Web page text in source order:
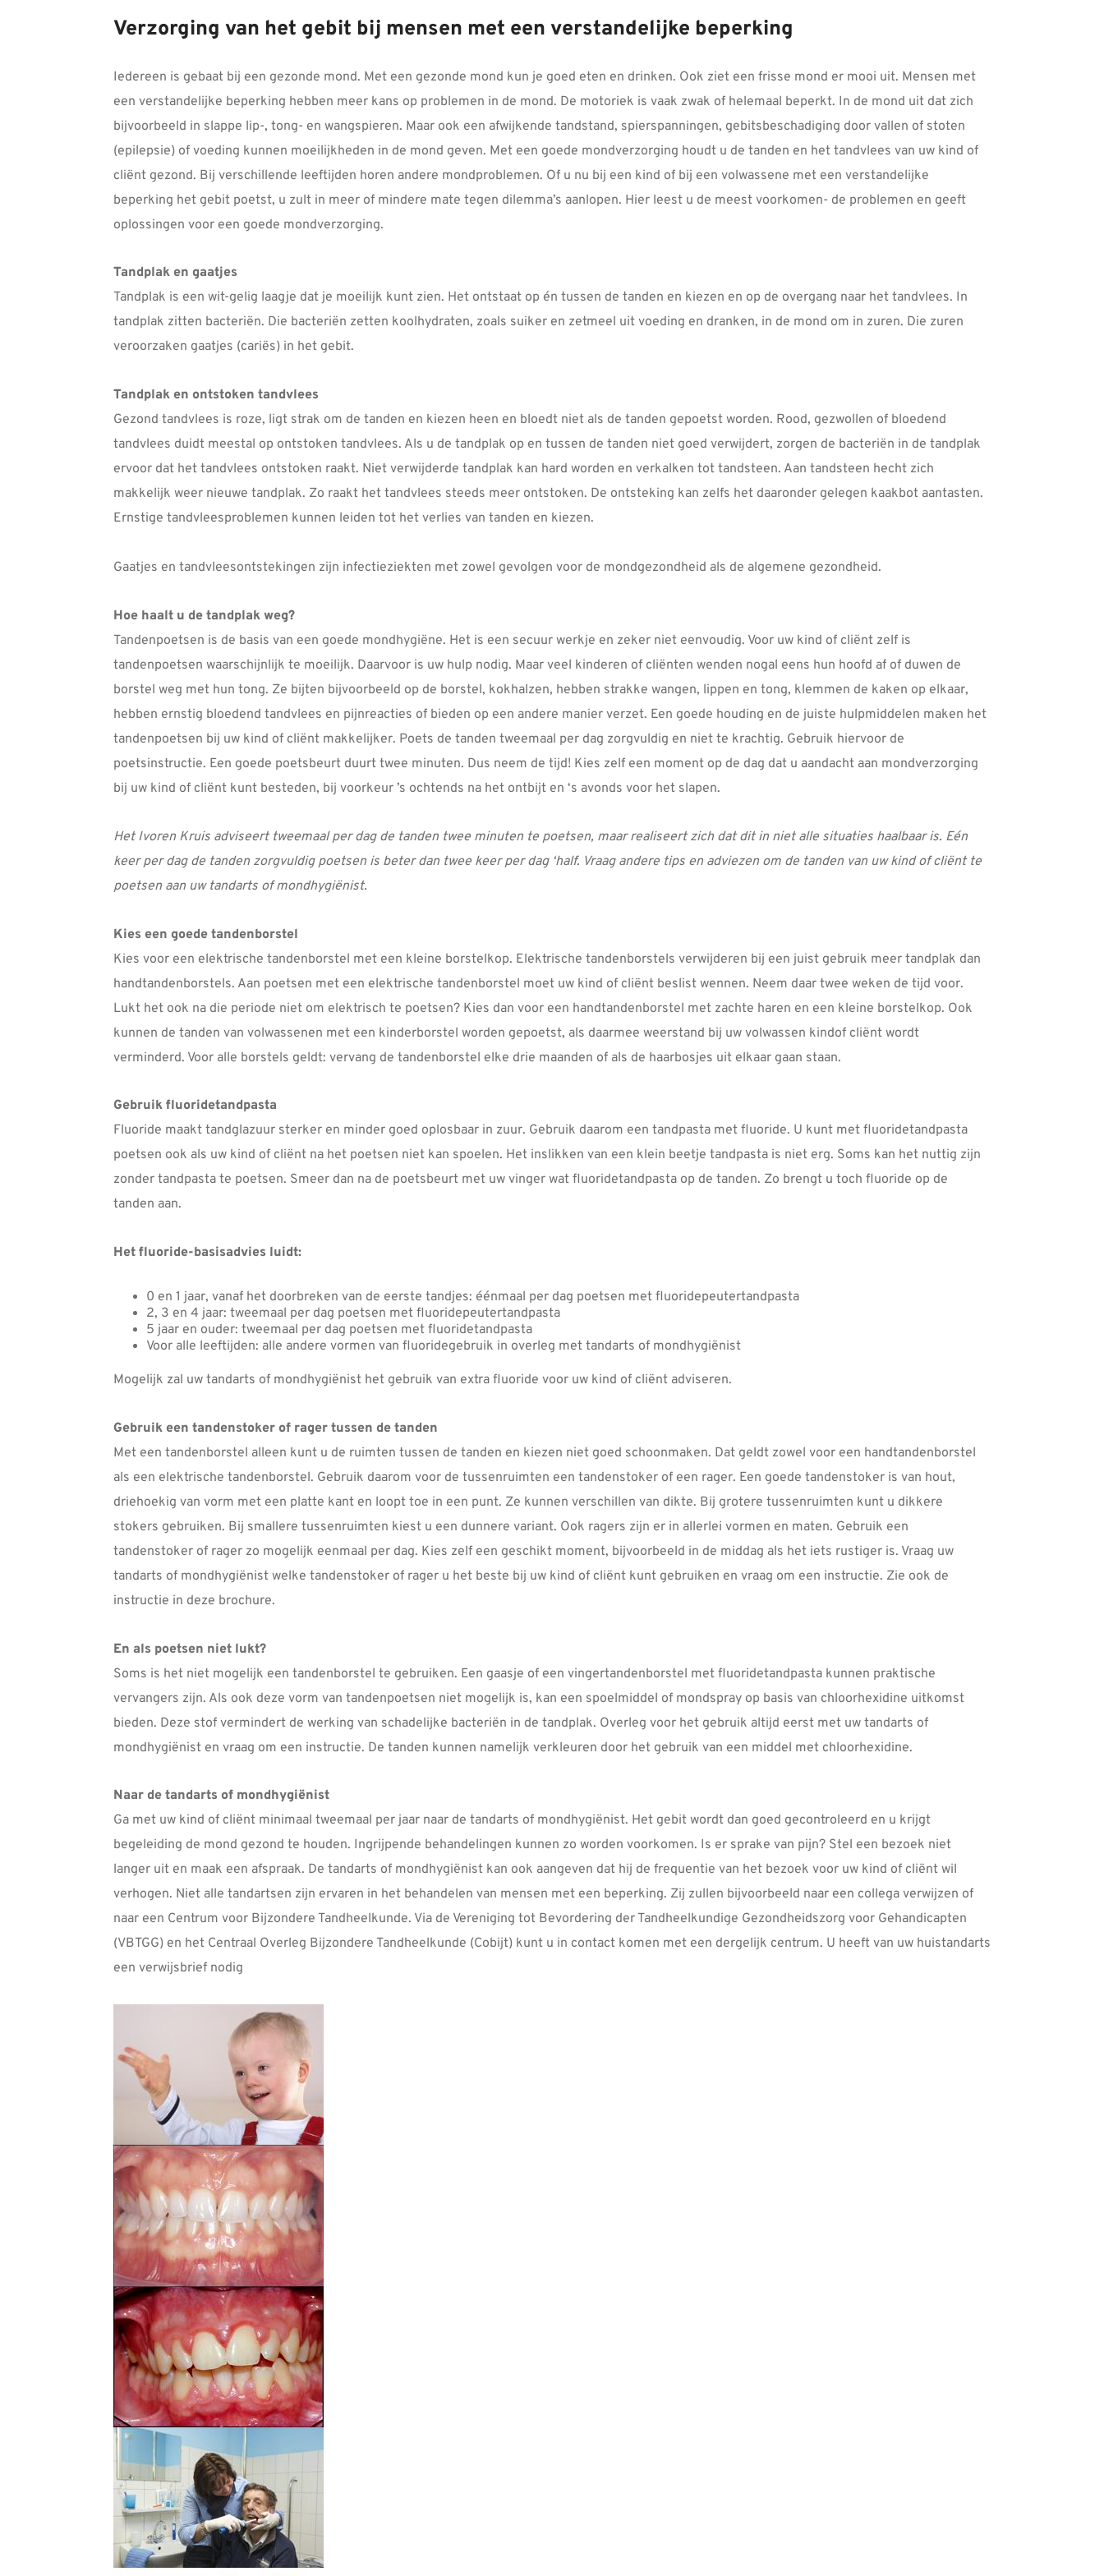
Verzorging van het gebit bij mensen met een verstandelijke beperking
Iedereen is gebaat bij een gezonde mond. Met een gezonde mond kun je goed eten en drinken. Ook ziet een frisse mond er mooi uit. Mensen met
een verstandelijke beperking hebben meer kans op problemen in de mond. De motoriek is vaak zwak of helemaal beperkt. In de mond uit dat zich
bijvoorbeeld in slappe lip-, tong- en wangspieren. Maar ook een afwijkende tandstand, spierspanningen, gebitsbeschadiging door vallen of stoten
(epilepsie) of voeding kunnen moeilijkheden in de mond geven. Met een goede mondverzorging houdt u de tanden en het tandvlees van uw kind of
cliënt gezond. Bij verschillende leeftijden horen andere mondproblemen. Of u nu bij een kind of bij een volwassene met een verstandelijke
beperking het gebit poetst, u zult in meer of mindere mate tegen dilemma’s aanlopen. Hier leest u de meest voorkomen- de problemen en geeft
oplossingen voor een goede mondverzorging.
Tandplak en gaatjes
Tandplak is een wit-gelig laagje dat je moeilijk kunt zien. Het ontstaat op én tussen de tanden en kiezen en op de overgang naar het tandvlees. In
tandplak zitten bacteriën. Die bacteriën zetten koolhydraten, zoals suiker en zetmeel uit voeding en dranken, in de mond om in zuren. Die zuren
veroorzaken gaatjes (cariës) in het gebit.
Tandplak en ontstoken tandvlees
Gezond tandvlees is roze, ligt strak om de tanden en kiezen heen en bloedt niet als de tanden gepoetst worden. Rood, gezwollen of bloedend
tandvlees duidt meestal op ontstoken tandvlees. Als u de tandplak op en tussen de tanden niet goed verwijdert, zorgen de bacteriën in de tandplak
ervoor dat het tandvlees ontstoken raakt. Niet verwijderde tandplak kan hard worden en verkalken tot tandsteen. Aan tandsteen hecht zich
makkelijk weer nieuwe tandplak. Zo raakt het tandvlees steeds meer ontstoken. De ontsteking kan zelfs het daaronder gelegen kaakbot aantasten.
Ernstige tandvleesproblemen kunnen leiden tot het verlies van tanden en kiezen.
Gaatjes en tandvleesontstekingen zijn infectieziekten met zowel gevolgen voor de mondgezondheid als de algemene gezondheid.
Hoe haalt u de tandplak weg?
Tandenpoetsen is de basis van een goede mondhygiëne. Het is een secuur werkje en zeker niet eenvoudig. Voor uw kind of cliënt zelf is
tandenpoetsen waarschijnlijk te moeilijk. Daarvoor is uw hulp nodig. Maar veel kinderen of cliënten wenden nogal eens hun hoofd af of duwen de
borstel weg met hun tong. Ze bijten bijvoorbeeld op de borstel, kokhalzen, hebben strakke wangen, lippen en tong, klemmen de kaken op elkaar,
hebben ernstig bloedend tandvlees en pijnreacties of bieden op een andere manier verzet. Een goede houding en de juiste hulpmiddelen maken het
tandenpoetsen bij uw kind of cliënt makkelijker. Poets de tanden tweemaal per dag zorgvuldig en niet te krachtig. Gebruik hiervoor de
poetsinstructie. Een goede poetsbeurt duurt twee minuten. Dus neem de tijd! Kies zelf een moment op de dag dat u aandacht aan mondverzorging
bij uw kind of cliënt kunt besteden, bij voorkeur ’s ochtends na het ontbijt en ‘s avonds voor het slapen.
Het Ivoren Kruis adviseert tweemaal per dag de tanden twee minuten te poetsen, maar realiseert zich dat dit in niet alle situaties haalbaar is. Eén
keer per dag de tanden zorgvuldig poetsen is beter dan twee keer per dag ‘half. Vraag andere tips en adviezen om de tanden van uw kind of cliënt te
poetsen aan uw tandarts of mondhygiënist.
Kies een goede tandenborstel
Kies voor een elektrische tandenborstel met een kleine borstelkop. Elektrische tandenborstels verwijderen bij een juist gebruik meer tandplak dan
handtandenborstels. Aan poetsen met een elektrische tandenborstel moet uw kind of cliënt beslist wennen. Neem daar twee weken de tijd voor.
Lukt het ook na die periode niet om elektrisch te poetsen? Kies dan voor een handtandenborstel met zachte haren en een kleine borstelkop. Ook
kunnen de tanden van volwassenen met een kinderborstel worden gepoetst, als daarmee weerstand bij uw volwassen kindof cliënt wordt
verminderd. Voor alle borstels geldt: vervang de tandenborstel elke drie maanden of als de haarbosjes uit elkaar gaan staan.
Gebruik fluoridetandpasta
Fluoride maakt tandglazuur sterker en minder goed oplosbaar in zuur. Gebruik daarom een tandpasta met fluoride. U kunt met fluoridetandpasta
poetsen ook als uw kind of cliënt na het poetsen niet kan spoelen. Het inslikken van een klein beetje tandpasta is niet erg. Soms kan het nuttig zijn
zonder tandpasta te poetsen. Smeer dan na de poetsbeurt met uw vinger wat fluoridetandpasta op de tanden. Zo brengt u toch fluoride op de
tanden aan.
Het fluoride-basisadvies luidt:
0 en 1 jaar, vanaf het doorbreken van de eerste tandjes: éénmaal per dag poetsen met fluoridepeutertandpasta
2, 3 en 4 jaar: tweemaal per dag poetsen met fluoridepeutertandpasta
5 jaar en ouder: tweemaal per dag poetsen met fluoridetandpasta
Voor alle leeftijden: alle andere vormen van fluoridegebruik in overleg met tandarts of mondhygiënist
Mogelijk zal uw tandarts of mondhygiënist het gebruik van extra fluoride voor uw kind of cliënt adviseren.
Gebruik een tandenstoker of rager tussen de tanden
Met een tandenborstel alleen kunt u de ruimten tussen de tanden en kiezen niet goed schoonmaken. Dat geldt zowel voor een handtandenborstel
als een elektrische tandenborstel. Gebruik daarom voor de tussenruimten een tandenstoker of een rager. Een goede tandenstoker is van hout,
driehoekig van vorm met een platte kant en loopt toe in een punt. Ze kunnen verschillen van dikte. Bij grotere tussenruimten kunt u dikkere
stokers gebruiken. Bij smallere tussenruimten kiest u een dunnere variant. Ook ragers zijn er in allerlei vormen en maten. Gebruik een
tandenstoker of rager zo mogelijk eenmaal per dag. Kies zelf een geschikt moment, bijvoorbeeld in de middag als het iets rustiger is. Vraag uw
tandarts of mondhygiënist welke tandenstoker of rager u het beste bij uw kind of cliënt kunt gebruiken en vraag om een instructie. Zie ook de
instructie in deze brochure.
En als poetsen niet lukt?
Soms is het niet mogelijk een tandenborstel te gebruiken. Een gaasje of een vingertandenborstel met fluoridetandpasta kunnen praktische
vervangers zijn. Als ook deze vorm van tandenpoetsen niet mogelijk is, kan een spoelmiddel of mondspray op basis van chloorhexidine uitkomst
bieden. Deze stof vermindert de werking van schadelijke bacteriën in de tandplak. Overleg voor het gebruik altijd eerst met uw tandarts of
mondhygiënist en vraag om een instructie. De tanden kunnen namelijk verkleuren door het gebruik van een middel met chloorhexidine.
Naar de tandarts of mondhygiënist
Ga met uw kind of cliënt minimaal tweemaal per jaar naar de tandarts of mondhygiënist. Het gebit wordt dan goed gecontroleerd en u krijgt
begeleiding de mond gezond te houden. Ingrijpende behandelingen kunnen zo worden voorkomen. Is er sprake van pijn? Stel een bezoek niet
langer uit en maak een afspraak. De tandarts of mondhygiënist kan ook aangeven dat hij de frequentie van het bezoek voor uw kind of cliënt wil
verhogen. Niet alle tandartsen zijn ervaren in het behandelen van mensen met een beperking. Zij zullen bijvoorbeeld naar een collega verwijzen of
naar een Centrum voor Bijzondere Tandheelkunde. Via de Vereniging tot Bevordering der Tandheelkundige Gezondheidszorg voor Gehandicapten
(VBTGG) en het Centraal Overleg Bijzondere Tandheelkunde (Cobijt) kunt u in contact komen met een dergelijk centrum. U heeft van uw huistandarts
een verwijsbrief nodig